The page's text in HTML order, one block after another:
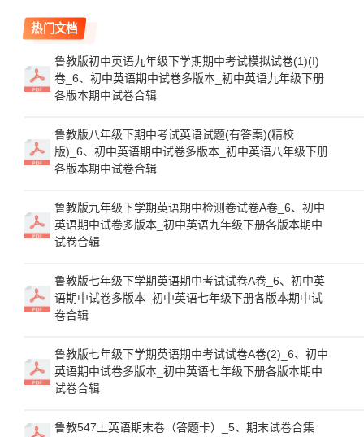
热门文档
鲁教版初中英语九年级下学期期中考试模拟试卷(1)(I)
卷_6、初中英语期中试卷多版本_初中英语九年级下册
各版本期中试卷合辑
鲁教版八年级下期中考试英语试题(有答案)(精校
版)_6、初中英语期中试卷多版本_初中英语八年级下册
各版本期中试卷合辑
鲁教版九年级下学期英语期中检测卷试卷A卷_6、初中
英语期中试卷多版本_初中英语九年级下册各版本期中
试卷合辑
鲁教版七年级下学期英语期中考试试卷A卷_6、初中英
语期中试卷多版本_初中英语七年级下册各版本期中试
卷合辑
鲁教版七年级下学期英语期中考试试卷A卷(2)_6、初中
英语期中试卷多版本_初中英语七年级下册各版本期中
试卷合辑
鲁教547上英语期末卷（答题卡）_5、期末试卷合集